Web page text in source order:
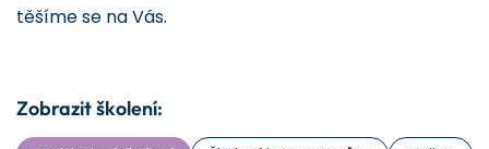
těšíme se na Vás.
Zobrazit školení: